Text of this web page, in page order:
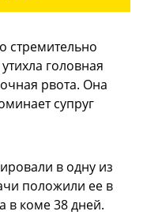
стремительно
головная
рвота. Она
супруг
в одну из
положили ее в
в коме 38 дней.